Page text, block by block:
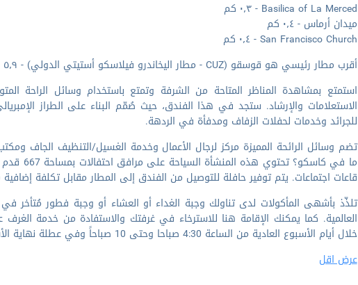
Basilica of La Merced - ٠٫٣ كم
ميدان أرماس - ٠٫٤ كم
San Francisco Church - ٠٫٤ كم
أقرب مطار رئيسي هو قوسقو (CUZ - مطار اليخاندرو فيلاسكو أستيتي الدولي) - ٥٫٩ كم / ٣٫٧ ميل
استمتع بمشاهدة المناظر المتاحة من الشرفة وتمتع باستخدام وسائل الراحة
الاستعلامات والإرشاد. ستجد في هذا الفندق، حيث صُمّم البناء على الطراز
للجرائد وخدمات لحفلات الزفاف ومدفأة في الردهة.
قاعات اجتماعات. يتم توفير حافلة للتوصيل من الفندق إلى المطار مقابل تكلفة إضافية
خلال أيام الأسبوع العادية من الساعة 4:30 صباحا وحتى 10 صباحاً وفي عطلة نهاية الأسبوع من الساعة 4:30 صباحا إلى 10:30 صباحًا.
عرض اقل